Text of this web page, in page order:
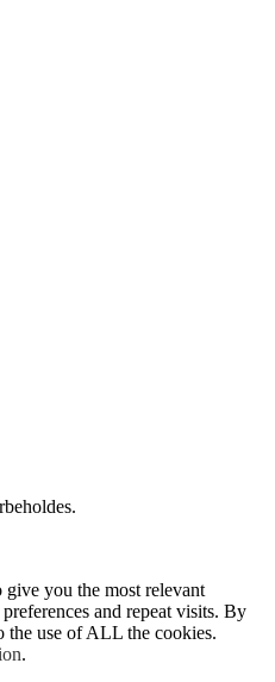
give you the most relevant
and repeat visits. By
the use of ALL the cookies.
.